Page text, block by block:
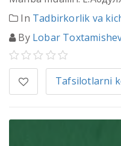
In Tadbirkorlik va
By Lobar
Tafsilotlarni